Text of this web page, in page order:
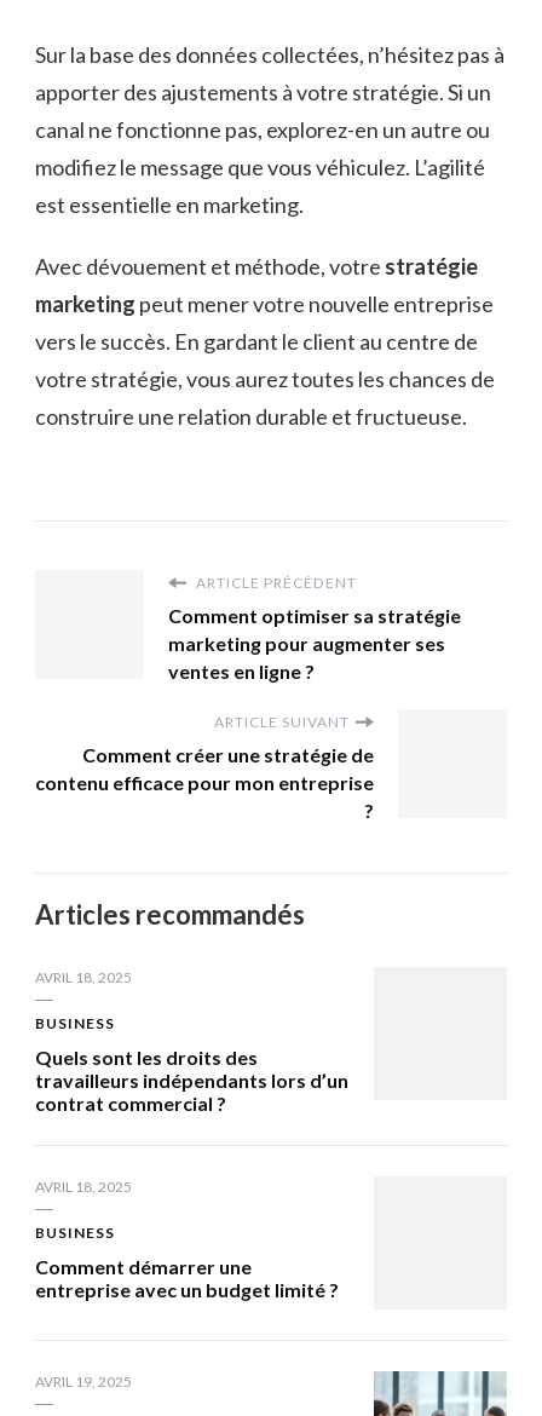
Sur la base des données collectées, n’hésitez pas à
apporter des ajustements à votre stratégie. Si un
canal ne fonctionne pas, explorez-en un autre ou
modifiez le message que vous véhiculez. L’agilité
est essentielle en marketing.
Avec dévouement et méthode, votre stratégie
marketing peut mener votre nouvelle entreprise
vers le succès. En gardant le client au centre de
votre stratégie, vous aurez toutes les chances de
construire une relation durable et fructueuse.
ARTICLE PRÉCÉDENT
Comment optimiser sa stratégie
marketing pour augmenter ses
ventes en ligne ?
ARTICLE SUIVANT
Comment créer une stratégie de
contenu efficace pour mon entreprise
?
Articles recommandés
AVRIL 18, 2025
BUSINESS
Quels sont les droits des
travailleurs indépendants lors d’un
contrat commercial ?
AVRIL 18, 2025
BUSINESS
Comment démarrer une
entreprise avec un budget limité ?
AVRIL 19, 2025